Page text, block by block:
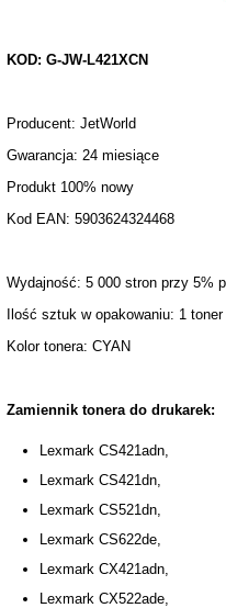
KOD: G-JW-L421XCN
Producent: JetWorld
Gwarancja: 24 miesiące
Produkt 100% nowy
Kod EAN: 5903624324468
Wydajność: 5 000 stron przy 5%
Ilość sztuk w opakowaniu: 1 toner
Kolor tonera: CYAN
Zamiennik tonera do drukarek:
Lexmark CS421adn,
Lexmark CS421dn,
Lexmark CS521dn,
Lexmark CS622de,
Lexmark CX421adn,
Lexmark CX522ade,